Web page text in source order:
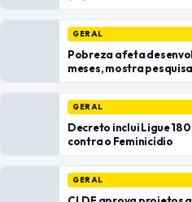
GERAL
Pobreza afeta
meses, mostra pesquisa
GERAL
Decreto inclui Ligue
contra o Feminicídio
GERAL